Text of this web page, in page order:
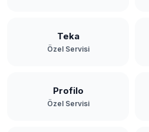
Teka
Özel Servisi
Profilo
Özel Servisi